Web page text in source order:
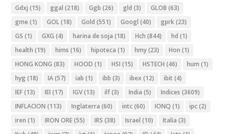
Gdxj (15) ggal (218) Ggb (26) gld (3) GLOB (63)
gme (1) GOL(18) Gold (551) Googl (40) gprk(23)
GS (1) GXG (4) harina de soja (18) Hch (844) hd (1)
health (19) hims (16) hipoteca (1) hmy(23) Hon (1)
HONG KONG (83) HOOD (1) HSI (15) HSTECH (46) hum (1)
hyg (18) IA(57) iab (1) ibb (3) ibex (12) ibit (4)
IEF(13) IEI (17) IGV(13) ilf(3) India (5) Indices (3609)
INFLACION (113) Inglaterra (60) intc(60) IONQ (1) ipc(2)
iren (1) IRON ORE(55) IRS (38) Israel (10) Italia (3)